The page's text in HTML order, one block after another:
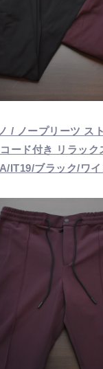
/ ノープリーツ ス
ード付き リラック
IT19/ブラック/ワイ